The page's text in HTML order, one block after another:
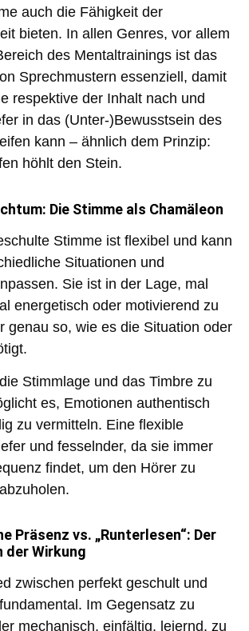
auch die Fähigkeit der
bieten. In allen Genres, vor allem
des Mentaltrainings ist das
Sprechmustern essenziell , damit
respektive der Inhalt nach und
in das (Unter-)Bewusstsein des
kann – ähnlich dem Prinzip:
höhlt den Stein.
Die Stimme als Chamäleon
Stimme ist flexibel und kann
Situationen und
Sie ist in der Lage, mal
energetisch oder motivierend zu
genau so, wie es die Situation oder
Stimmlage und das Timbre zu
es, Emotionen authentisch
zu vermitteln. Eine flexible
und fesselnder, da sie immer
findet, um den Hörer zu
Präsenz vs. „Runterlesen“: Der
der Wirkung
zwischen perfekt geschult und
Im Gegensatz zu
mechanisch, einfältig, leiernd, zu